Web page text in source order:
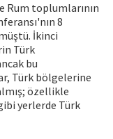
toplumlarının
8
İkinci
Türk
bu
Türk bölgelerine
özellikle
yerlerde Türk